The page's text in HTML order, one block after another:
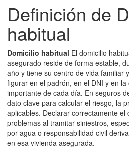
Definición de
habitual
Domicilio habitual El domicilio
asegurado reside de forma estable,
año y tiene su centro de vida familiar
figurar en el padrón, en el DNI y en
importante de cada día. En seguros
dato clave para calcular el riesgo, la
aplicables. Declarar correctamente el
problemas al tramitar siniestros,
por agua o responsabilidad civil
en esa vivienda asegurada.